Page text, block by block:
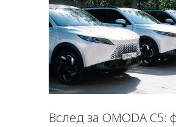
Вслед за OMODA C5: